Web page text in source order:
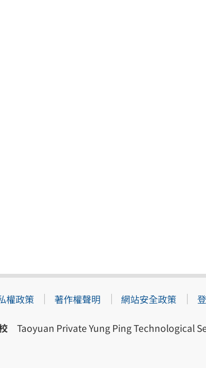
權政策 著作權聲明 網站安全政策
Taoyuan Private Yung Ping Technological